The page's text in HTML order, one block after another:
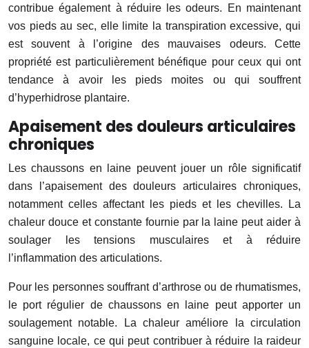
contribue également à réduire les odeurs. En maintenant
vos pieds au sec, elle limite la transpiration excessive, qui
est souvent à l’origine des mauvaises odeurs. Cette
propriété est particulièrement bénéfique pour ceux qui ont
tendance à avoir les pieds moites ou qui souffrent
d’hyperhidrose plantaire.
Apaisement des douleurs articulaires
chroniques
Les chaussons en laine peuvent jouer un rôle significatif
dans l’apaisement des douleurs articulaires chroniques,
notamment celles affectant les pieds et les chevilles. La
chaleur douce et constante fournie par la laine peut aider à
soulager les tensions musculaires et à réduire
l’inflammation des articulations.
Pour les personnes souffrant d’arthrose ou de rhumatismes,
le port régulier de chaussons en laine peut apporter un
soulagement notable. La chaleur améliore la circulation
sanguine locale, ce qui peut contribuer à réduire la raideur